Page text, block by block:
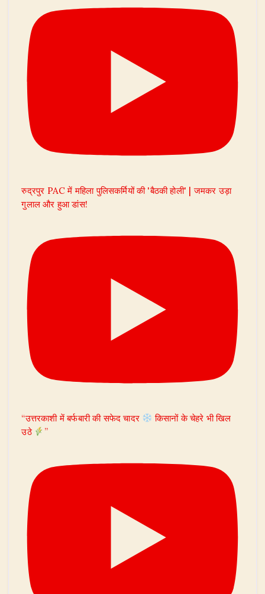
रुद्रपुर PAC में महिला पुलिसकर्मियों की 'बैठकी होली' | जमकर उड़ा
गुलाल और हुआ डांस!
“उत्तरकाशी में बर्फबारी की सफेद चादर
किसानों के चेहरे भी खिल
उठे
”